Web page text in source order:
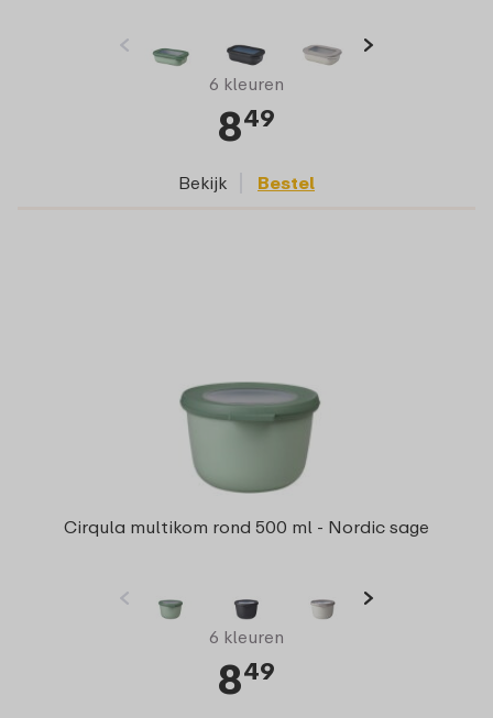
6 kleuren
849
Bekijk Bestel
Cirqula multikom rond 500 ml - Nordic sage
6 kleuren
849